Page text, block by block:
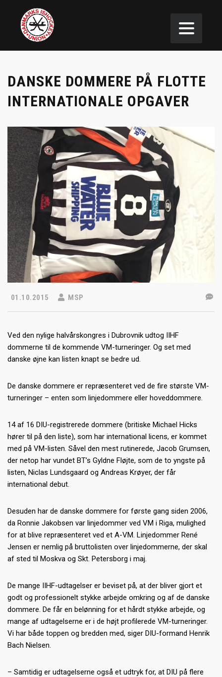
DANSKE DOMMERE PÅ FLOTTE
INTERNATIONALE OPGAVER
01.10.2015 MSP
Ved den nylige halvårskongres i Dubrovnik udtog IIHF
dommerne til de kommende VM-turneringer. Og set med
danske øjne kan listen knapt se bedre ud.
De danske dommere er repræsenteret ved de fire største VM-
turneringer – enten som linjedommere eller hoveddommere.
14 af 16 DIU-registrerede dommere (britiske Michael Hicks
hører til på den liste), som har international licens, er kommet
med på VM-listen. Såvel den mest rutinerede, Jacob Grumsen,
der netop har vundet BT’s Gyldne Fløjte, som de to yngste på
listen, Niclas Lundsgaard og Andreas Krøyer, der får
international debut.
Desuden har de danske dommere for første gang siden 2006,
da Ronnie Jakobsen var linjedommer ved VM i Riga, mulighed
for at blive repræsenteret ved et A-VM. Linjedommer René
Jensen er nemlig på bruttolisten over linjedommerne, der skal
af sted til Moskva og Skt. Petersborg i maj.
De mange IIHF-udtagelser er beviset på, at der bliver gjort et
godt og professionelt stykke arbejde omkring og af de danske
dommere. De får en belønning for et hårdt stykke arbejde, og
mange af udtagelserne er i de højt profilerede VM-turneringer.
Vi har både toppen og bredden med, siger DIU-formand Henrik
Bach Nielsen.
– Samtidig er udtagelserne også et udtryk for, at DIU på flere